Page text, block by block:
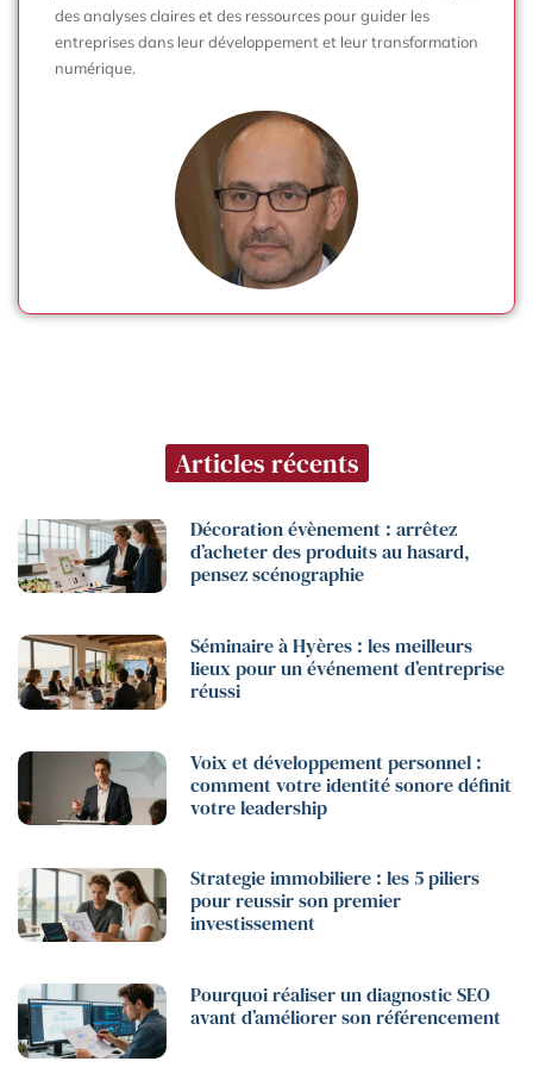
des analyses claires et des ressources pour guider les
entreprises dans leur développement et leur transformation
numérique.
Articles récents
Décoration évènement : arrêtez
d’acheter des produits au hasard,
pensez scénographie
Séminaire à Hyères : les meilleurs
lieux pour un événement d’entreprise
réussi
Voix et développement personnel :
comment votre identité sonore définit
votre leadership
Strategie immobiliere : les 5 piliers
pour reussir son premier
investissement
Pourquoi réaliser un diagnostic SEO
avant d’améliorer son référencement